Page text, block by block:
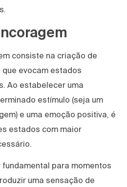
consiste na criação de
evocam estados
Ao estabelecer uma
estímulo (seja um
e uma emoção positiva, é
estados com maior
para momentos
uma sensação de